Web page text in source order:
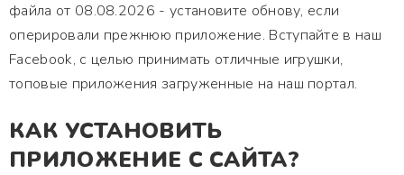
файла от 08.08.2026 - установите обнову, если
оперировали прежнюю приложение. Вступайте в наш
Facebook, с целью принимать отличные игрушки,
топовые приложения загруженные на наш портал.
КАК УСТАНОВИТЬ
ПРИЛОЖЕНИЕ С САЙТА?